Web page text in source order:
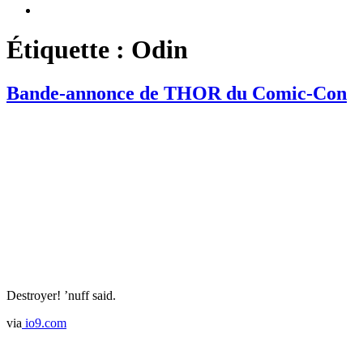
Étiquette : Odin
Bande-annonce de THOR du Comic-Con
Destroyer! ’nuff said.
via io9.com